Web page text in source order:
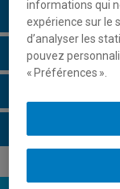
Description du
Horaire - Été
informations qui
expérience sur le
d’analyser les
pouvez
« Préférences ».